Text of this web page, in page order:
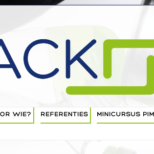
WIE? REFERENTIES MINICURSUS PIM